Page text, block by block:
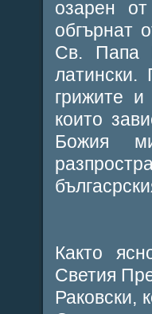
озарен
обгърнат
Св. Папа
латински.
грижите
които
Божия
Както
Светия
Раковски,